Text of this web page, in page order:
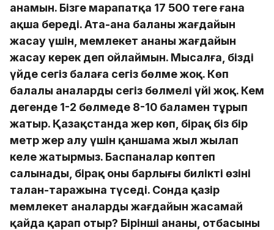
анамын. Бізге марапатқа 17 500 теңге ғана
ақша береді. Ата-ана баланың жағдайын
жасау үшін, мемлекет ананың жағдайын
жасау керек деп ойлаймын. Мысалға, біздің
үйде сегіз балаға сегіз бөлме жоқ. Көп
балалы аналардың сегіз бөлмелі үйі жоқ. Кем
дегенде 1-2 бөлмеде 8-10 баламен тұрып
жатыр. Қазақстанда жер көп, бірақ біз бір
метр жер алу үшін қаншама жыл жылап
келе жатырмыз. Баспаналар көптеп
салынады, бірақ оның барлығы биліктің өзінің
талан-таражына түседі. Сонда қазір
мемлекет аналардың жағдайын жасамай
қайда қарап отыр? Бірінші ананың, отбасының